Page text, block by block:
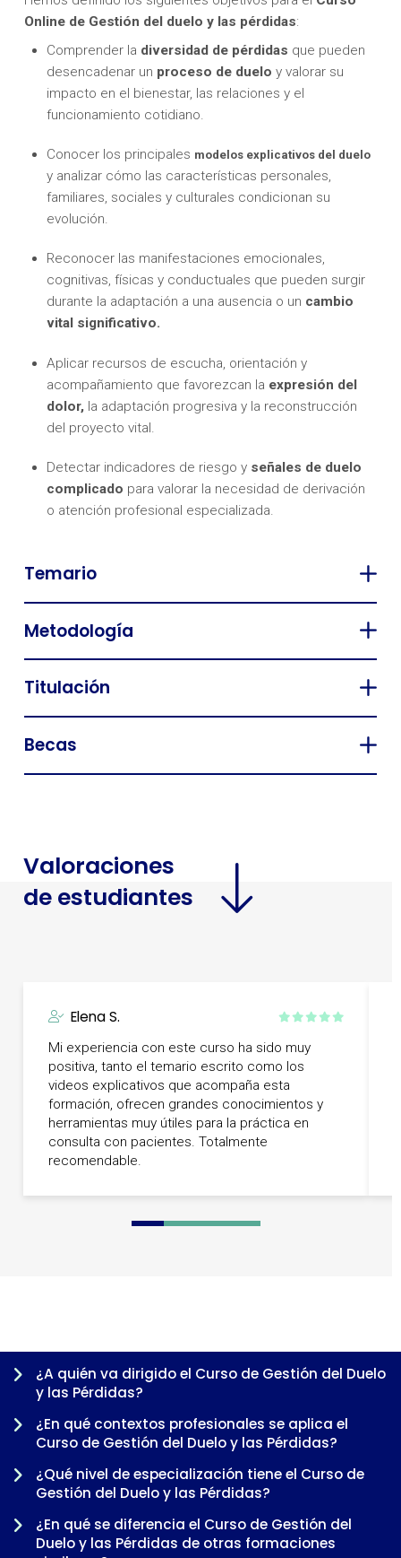
Online de Gestión del duelo y las pérdidas:
Comprender la diversidad de pérdidas que pueden
desencadenar un proceso de duelo y valorar su
impacto en el bienestar, las relaciones y el
funcionamiento cotidiano.
Conocer los principales modelos explicativos del duelo
y analizar cómo las características personales,
familiares, sociales y culturales condicionan su
evolución.
Reconocer las manifestaciones emocionales,
cognitivas, físicas y conductuales que pueden surgir
durante la adaptación a una ausencia o un cambio
vital significativo.
Aplicar recursos de escucha, orientación y
acompañamiento que favorezcan la expresión del
dolor, la adaptación progresiva y la reconstrucción
del proyecto vital.
Detectar indicadores de riesgo y señales de duelo
complicado para valorar la necesidad de derivación
o atención profesional especializada.
Temario
Metodología
Titulación
Becas
Valoraciones
de estudiantes
Elena S.
Mi experiencia con este curso ha sido muy
positiva, tanto el temario escrito como los
videos explicativos que acompaña esta
formación, ofrecen grandes conocimientos y
herramientas muy útiles para la práctica en
consulta con pacientes. Totalmente
recomendable.
0 1 2 3 4 5 6 7 8 9
¿A quién va dirigido el Curso de Gestión del Duelo
y las Pérdidas?
¿En qué contextos profesionales se aplica el
Curso de Gestión del Duelo y las Pérdidas?
¿Qué nivel de especialización tiene el Curso de
Gestión del Duelo y las Pérdidas?
¿En qué se diferencia el Curso de Gestión del
Duelo y las Pérdidas de otras formaciones